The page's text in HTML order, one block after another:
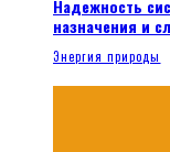
Надежность
назначения и
Энергия природы